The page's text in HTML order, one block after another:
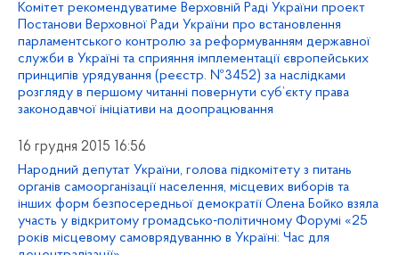
Комітет рекомендуватиме Верховній Раді України проект
Постанови Верховної Ради України про встановлення
парламентського контролю за реформуванням державної
служби в Україні та сприяння імплементації європейських
принципів урядування (реєстр. №3452) за наслідками
розгляду в першому читанні повернути суб’єкту права
законодавчої ініціативи на доопрацювання
16 грудня 2015 16:56
Народний депутат України, голова підкомітету з питань
органів самоорганізації населення, місцевих виборів та
інших форм безпосередньої демократії Олена Бойко взяла
участь у відкритому громадсько-політичному Форумі «25
років місцевому самоврядуванню в Україні: Час для